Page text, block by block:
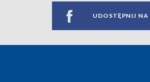
UDOSTĘPNIJ NA